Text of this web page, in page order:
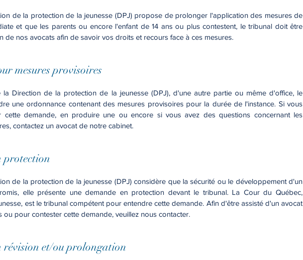
de la protection de la jeunesse (DPJ) propose de prolonger l'application des mesures de
et que les parents ou encore l'enfant de 14 ans ou plus contestent, le tribunal doit être
de nos avocats afin de savoir vos droits et recours face à ces mesures.
mesures provisoires
la Direction de la protection de la jeunesse (DPJ), d'une autre partie ou même d'office, le
une ordonnance contenant des mesures provisoires pour la durée de l'instance. Si vous
cette demande, en produire une ou encore si vous avez des questions concernant les
contactez un avocat de notre cabinet.
protection
de la protection de la jeunesse (DPJ) considère que la sécurité ou le développement d'un
elle présente une demande en protection devant le tribunal. La Cour du Québec,
est le tribunal compétent pour entendre cette demande. Afin d'être assisté d'un avocat
ou pour contester cette demande, veuillez nous contacter.
révision et/ou prolongation